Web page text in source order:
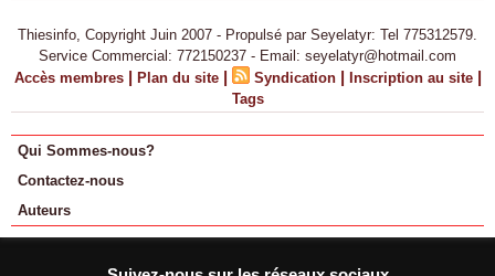
Thiesinfo, Copyright Juin 2007 - Propulsé par Seyelatyr: Tel 775312579.
Service Commercial: 772150237 - Email: seyelatyr@hotmail.com
Accès membres | Plan du site | Syndication | Inscription au site |
Tags
Qui Sommes-nous?
Contactez-nous
Auteurs